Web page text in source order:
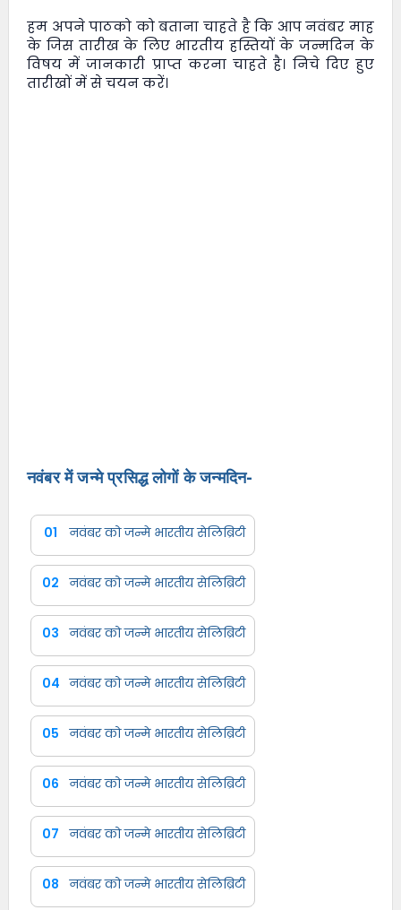
हम अपने पाठको को बताना चाहते है कि आप नवंबर माह
के जिस तारीख के लिए भारतीय हस्तियों के जन्मदिन के
विषय में जानकारी प्राप्त करना चाहते है। निचे दिए हुए
तारीखों में से चयन करें।
नवंबर में जन्मे प्रसिद्ध लोगों के जन्मदिन-
01 नवंबर को जन्मे भारतीय सेलिब्रिटी
02 नवंबर को जन्मे भारतीय सेलिब्रिटी
03 नवंबर को जन्मे भारतीय सेलिब्रिटी
04 नवंबर को जन्मे भारतीय सेलिब्रिटी
05 नवंबर को जन्मे भारतीय सेलिब्रिटी
06 नवंबर को जन्मे भारतीय सेलिब्रिटी
07 नवंबर को जन्मे भारतीय सेलिब्रिटी
08 नवंबर को जन्मे भारतीय सेलिब्रिटी